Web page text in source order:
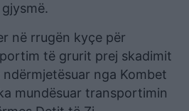
në rrugën kyçe për
të grurit prej skadimit
nga Kombet
mundësuar transportimin